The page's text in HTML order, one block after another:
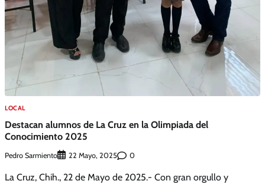
LOCAL
Destacan alumnos de La Cruz en la Olimpiada del
Conocimiento 2025
Pedro Sarmiento 22 Mayo, 2025 0
La Cruz, Chih., 22 de Mayo de 2025.- Con gran orgullo y